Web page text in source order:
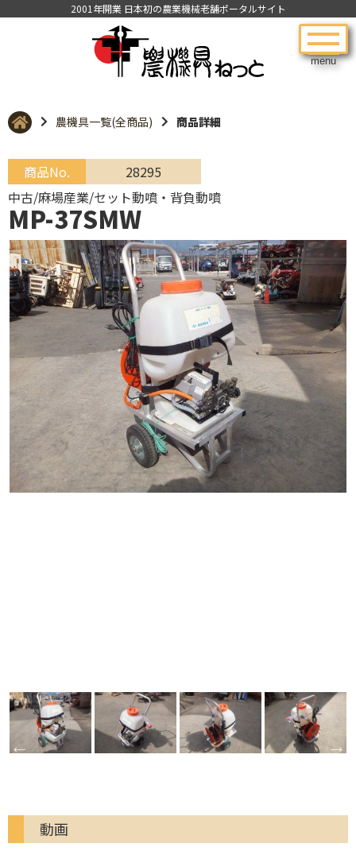
menu
2001年開業 日本初の農業機械老舗ポータルサイト
農機具一覧(全商品) 商品詳細
商品No.
28295
中古/麻場産業/セット動噴・背負動噴
MP-37SMW
動画